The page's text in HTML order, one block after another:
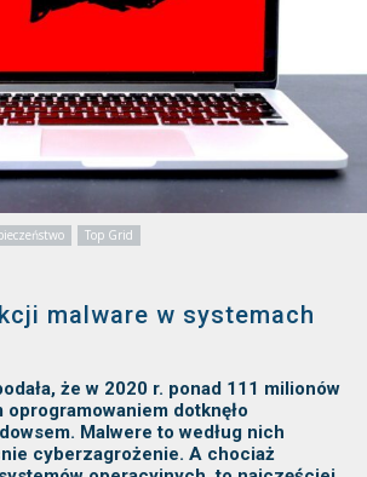
Top Grid
malware w systemach
że w 2020 r. ponad 111 milionów
dotknęło
Malwere to według nich
cyberzagrożenie. A chociaż